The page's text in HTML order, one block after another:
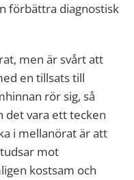
förbättra diagnostisk
men är svårt att
en tillsats till
rör sig, så
det vara ett tecken
i mellanörat är att
mot
kostsam och